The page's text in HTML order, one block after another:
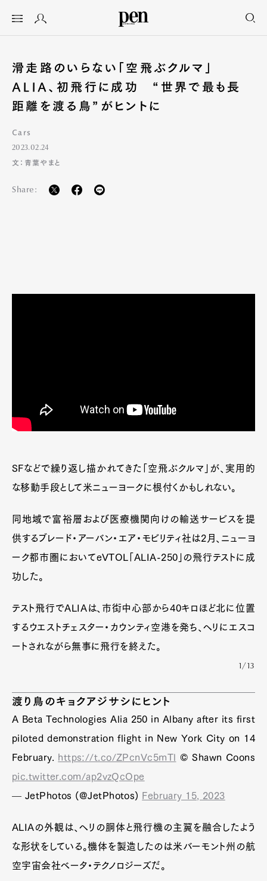
滑走路のいらない「空飛ぶクルマ」
ALIA、初飛行に成功 “世界で最も長
距離を渡る鳥”がヒントに
Cars
2023.02.24
文：青葉やまと
Share:
SFなどで繰り返し描かれてきた「空飛ぶクルマ」が、実用的
な移動手段として米ニューヨークに根付くかもしれない。
同地域で富裕層および医療機関向けの輸送サービスを提
供するブレード・アーバン・エア・モビリティ社は2月、ニューヨ
ーク都市圏においてeVTOL「ALIA-250」の飛行テストに成
功した。
テスト飛行でALIAは、市街中心部から40キロほど北に位置
するウエストチェスター・カウンティ空港を発ち、ヘリにエスコ
ートされながら無事に飛行を終えた。
1/13
渡り鳥のキョクアジサシにヒント
A Beta Technologies Alia 250 in Albany after its first
piloted demonstration flight in New York City on 14
February. https://t.co/ZPcnVc5mTl © Shawn Coons
pic.twitter.com/ap2vzQcOpe
— JetPhotos (@JetPhotos) February 15, 2023
ALIAの外観は、ヘリの胴体と飛行機の主翼を融合したよう
な形状をしている。機体を製造したのは米バーモント州の航
空宇宙会社ベータ・テクノロジーズだ。